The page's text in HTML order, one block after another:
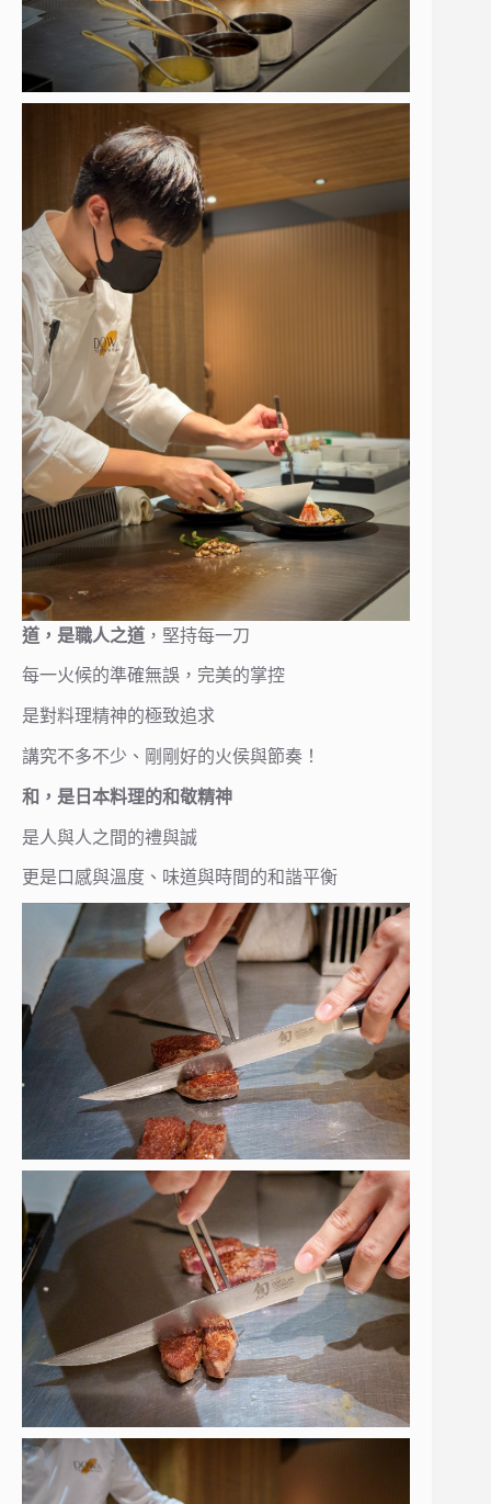
道，是職人之道 ，堅持每一刀
每一火候的準確無誤，完美的掌控
是對料理精神的極致追求
講究不多不少、剛剛好的火侯與節奏！
和，是日本料理的和敬精神
是人與人之間的禮與誠
更是口感與溫度、味道與時間的和諧平衡